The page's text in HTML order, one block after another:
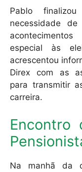
Pablo
necessidade
especial às
acrescentou
Direx com as
para transmitir
carreira.
Encontro
Na manhã da